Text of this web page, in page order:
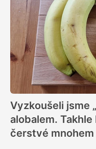
Vyzkoušeli jsme
alobalem.
čerstvé mnohem